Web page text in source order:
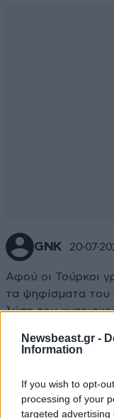
Newsbeast.gr -
Information
If you wish to opt-
processing of your
targeted
GNK
Αφού οι Τούρκοι
τα ψηφίσματα του
λύση του
εύκολη να
και η δύσκολη
Απαντήστε